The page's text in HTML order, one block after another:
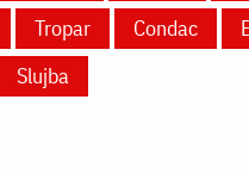
Tropar Condac
Slujba